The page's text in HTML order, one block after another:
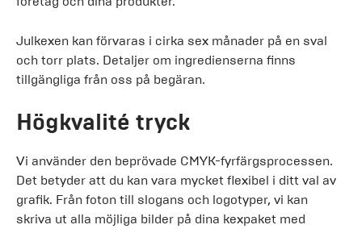
Julkexen kan förvaras i cirka sex månader på en sval
och torr plats. Detaljer om ingredienserna finns
tillgängliga från oss på begäran.
Högkvalité tryck
Vi använder den beprövade CMYK-fyrfärgsprocessen.
Det betyder att du kan vara mycket flexibel i ditt val av
grafik. Från foton till slogans och logotyper, vi kan
skriva ut alla möjliga bilder på dina kexpaket med